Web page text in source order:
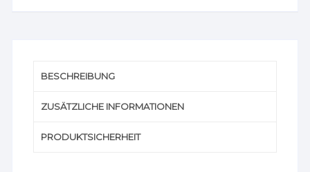
BESCHREIBUNG
ZUSÄTZLICHE INFORMATIONEN
PRODUKTSICHERHEIT